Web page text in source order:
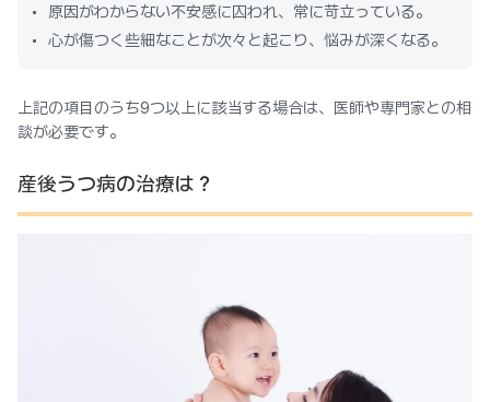
原因がわからない不安感に囚われ、常に苛立っている。
心が傷つく些細なことが次々と起こり、悩みが深くなる。
上記の項目のうち9つ以上に該当する場合は、医師や専門家との相
談が必要です。
産後うつ病の治療は？